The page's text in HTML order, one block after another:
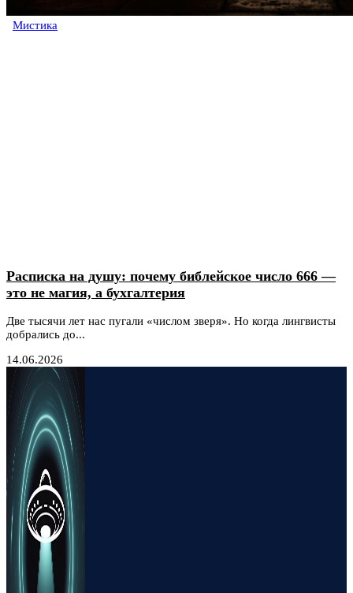
Мистика
Расписка на душу: почему библейское число 666 —
это не магия, а бухгалтерия
Две тысячи лет нас пугали «числом зверя». Но когда лингвисты
добрались до...
14.06.2026